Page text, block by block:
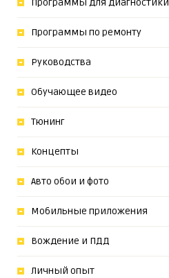
Программы для диагностики
Программы по ремонту
Руководства
Обучающее видео
Тюнинг
Концепты
Авто обои и фото
Мобильные приложения
Вождение и ПДД
Личный опыт